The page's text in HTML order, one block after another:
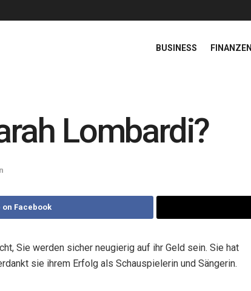
BUSINESS FINANZEN
Lombardi?
on Facebook
Sie werden sicher neugierig auf ihr Geld sein. Sie hat
sie ihrem Erfolg als Schauspielerin und Sängerin.